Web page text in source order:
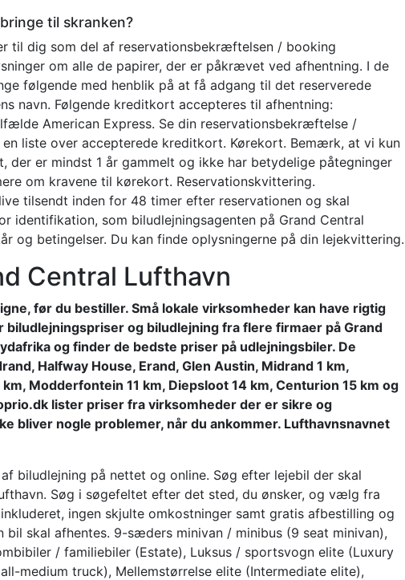
til skranken?
til dig som del af reservationsbekræftelsen / booking
om alle de papirer, der er påkrævet ved afhentning. I de
følgende med henblik på at få adgang til det reserverede
navn. Følgende kreditkort accepteres til afhentning:
American Express. Se din reservationsbekræftelse /
liste over accepterede kreditkort. Kørekort. Bemærk, at vi kun
er mindst 1 år gammelt og ikke har betydelige påtegninger
om kravene til kørekort. Reservationskvittering.
tilsendt inden for 48 timer efter reservationen og skal
identifikation, som biludlejningsagenten på Grand Central
og betingelser. Du kan finde oplysningerne på din lejekvittering.
Central Lufthavn
før du bestiller. Små lokale virksomheder kan have rigtig
biludlejningspriser og biludlejning fra flere firmaer på Grand
og finder de bedste priser på udlejningsbiler. De
Halfway House, Erand, Glen Austin, Midrand 1 km,
Modderfontein 11 km, Diepsloot 14 km, Centurion 15 km og
lister priser fra virksomheder der er sikre og
bliver nogle problemer, når du ankommer. Lufthavnsnavnet
biludlejning på nettet og online. Søg efter lejebil der skal
Søg i søgefeltet efter det sted, du ønsker, og vælg fra
ingen skjulte omkostninger samt gratis afbestilling og
skal afhentes. 9-sæders minivan / minibus (9 seat minivan),
/ familiebiler (Estate), Luksus / sportsvogn elite (Luxury
medium truck), Mellemstørrelse elite (Intermediate elite),